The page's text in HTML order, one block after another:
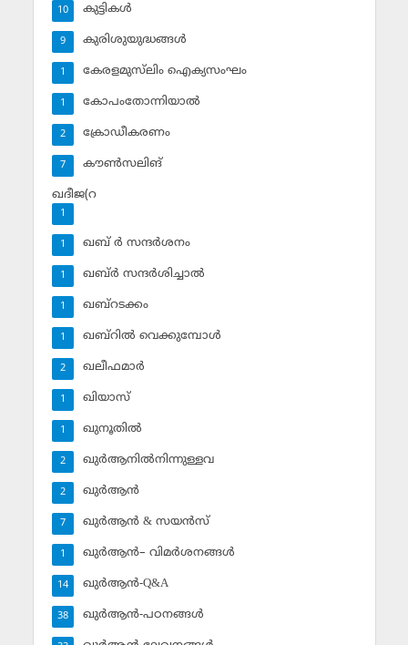
കുട്ടികള്‍
10
കുരിശുയുദ്ധങ്ങള്‍
9
കേരളമുസ്‌ലിം ഐക്യസംഘം
1
കോപംതോന്നിയാല്‍
1
ക്രോഡീകരണം
2
കൗണ്‍സലിങ്‌
7
ഖദീജ(റ
1
ഖബ് ര്‍ സന്ദര്‍ശനം
1
ഖബ്ര്‍ സന്ദര്‍ശിച്ചാല്‍
1
ഖബ്‌റടക്കം
1
ഖബ്‌റില്‍ വെക്കുമ്പോള്‍
1
ഖലീഫമാര്‍
2
ഖിയാസ്
1
ഖുനൂതില്‍
1
ഖുര്‍ആനില്‍നിന്നുള്ളവ
2
ഖുര്‍ആന്‍
2
ഖുര്‍ആന്‍ & സയന്‍സ്‌
7
ഖുര്‍ആന്‍– വിമര്‍ശനങ്ങള്‍
1
ഖുര്‍ആന്‍-Q&A
14
ഖുര്‍ആന്‍-പഠനങ്ങള്‍
38